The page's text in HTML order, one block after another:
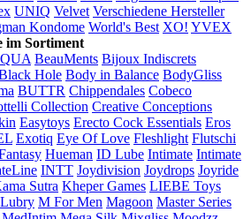
UNIQ Velvet Verschiedene Hersteller
Kondome World's Best XO! YVEX
im Sortiment
BeauMents Bijoux Indiscrets
Hole Body in Balance BodyGliss
BUTTR Chippendales Cobeco
Collection Creative Conceptions
Easytoys Erecto Cock Essentials Eros
Exotiq Eye Of Love Fleshlight Flutschi
Hueman ID Lube Intimate Intimate
INTT Joydivision Joydrops Joyride
Sutra Kheper Games LIEBE Toys
Lubry M For Men Magoon Master Series